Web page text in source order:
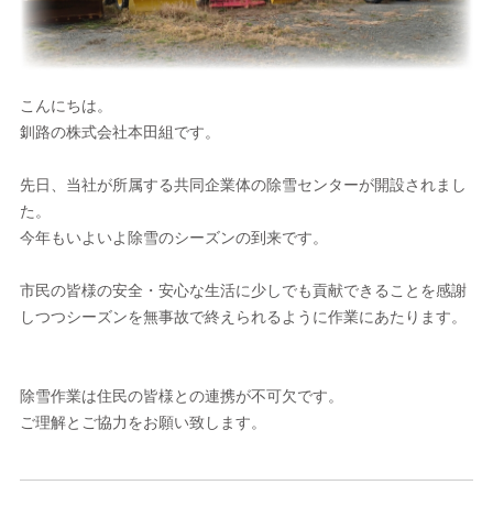
こんにちは。
釧路の株式会社本田組です。
先日、当社が所属する共同企業体の除雪センターが開設されまし
た。
今年もいよいよ除雪のシーズンの到来です。
市民の皆様の安全・安心な生活に少しでも貢献できることを感謝
しつつシーズンを無事故で終えられるように作業にあたります。
除雪作業は住民の皆様との連携が不可欠です。
ご理解とご協力をお願い致します。